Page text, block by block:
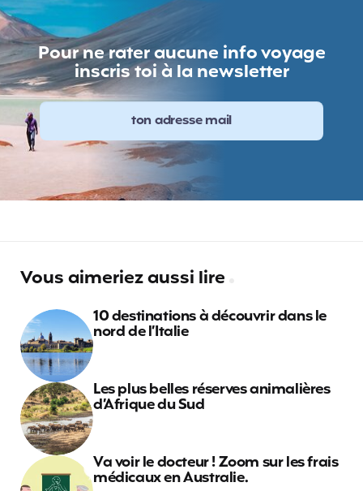
Pour ne rater aucune info voyage
inscris toi à la newsletter
Vous aimeriez aussi lire
10 destinations à découvrir dans le
nord de l’Italie
Les plus belles réserves animalières
d’Afrique du Sud
Va voir le docteur ! Zoom sur les frais
médicaux en Australie.